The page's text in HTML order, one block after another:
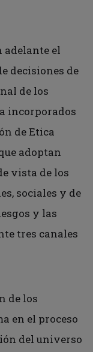
adelante el
decisiones de
de los
incorporados
de Etica
adoptan
vista de los
sociales y de
y las
tres canales
de los
en el proceso
del universo